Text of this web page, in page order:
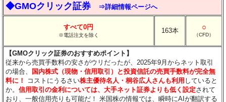
◆GMOクリック証券 ⇒詳細情報ページへ
すべて0円
※電話注文を除く
163本 ○
（CFD）
【GMOクリック証券のおすすめポイント】
従来から売買手数料の安さがウリだったが、2025年9月からネット取引
の場合、
国内株式（現物・信用取引）と投資信託の売買手数料が完全無
料に！
コストにうるさい株主優待名人・桐谷広人さんも利用 していると
か。信用取引の金利については、大手ネット証券よりも低く設定されて
おり、一般信用売りも可能だ！ 米国株の情報では、瞬時にAIが翻訳する